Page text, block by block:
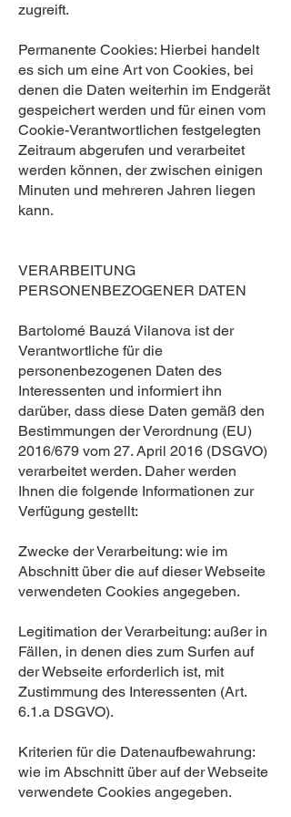
zugreift.
Permanente Cookies: Hierbei handelt
es sich um eine Art von Cookies, bei
denen die Daten weiterhin im Endgerät
gespeichert werden und für einen vom
Cookie-Verantwortlichen festgelegten
Zeitraum abgerufen und verarbeitet
werden können, der zwischen einigen
Minuten und mehreren Jahren liegen
kann.
VERARBEITUNG
PERSONENBEZOGENER DATEN
Bartolomé Bauzá Vilanova ist der
Verantwortliche für die
personenbezogenen Daten des
Interessenten und informiert ihn
darüber, dass diese Daten gemäß den
Bestimmungen der Verordnung (EU)
2016/679 vom 27. April 2016 (DSGVO)
verarbeitet werden. Daher werden
Ihnen die folgende Informationen zur
Verfügung gestellt:
Zwecke der Verarbeitung: wie im
Abschnitt über die auf dieser Webseite
verwendeten Cookies angegeben.
Legitimation der Verarbeitung: außer in
Fällen, in denen dies zum Surfen auf
der Webseite erforderlich ist, mit
Zustimmung des Interessenten (Art.
6.1.a DSGVO).
Kriterien für die Datenaufbewahrung:
wie im Abschnitt über auf der Webseite
verwendete Cookies angegeben.